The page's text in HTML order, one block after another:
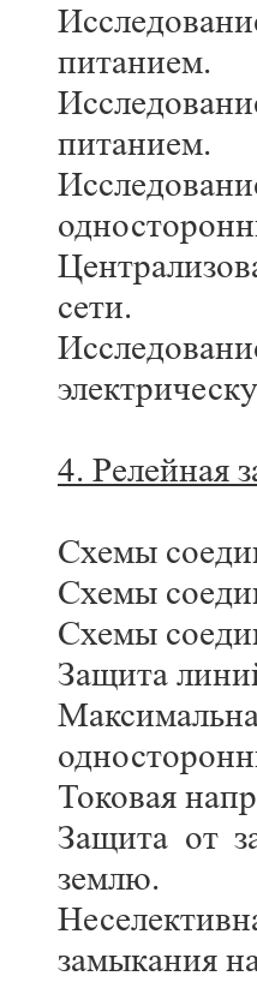
питанием.
питанием.
сети.
4. Релейная
Схемы
Схемы
Схемы
Защита
Токовая
Защита от
землю.
замыкания